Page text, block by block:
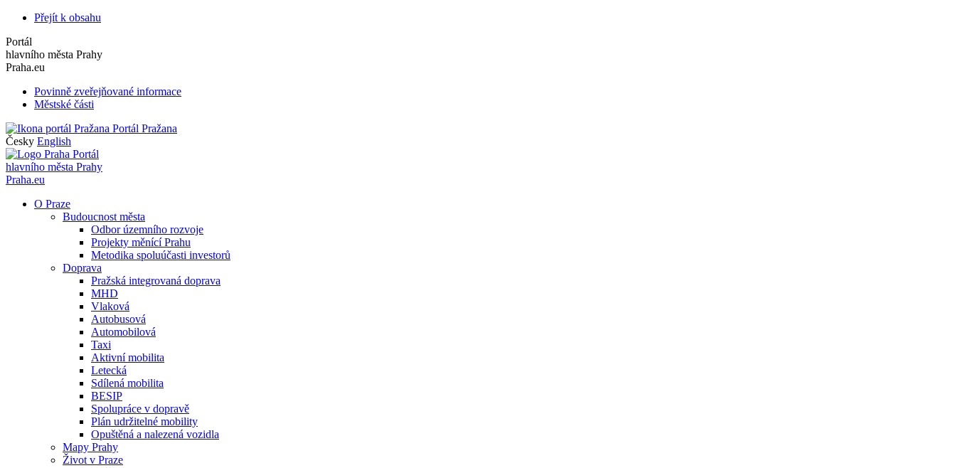
Přejít k obsahu
Portál
hlavního města Prahy
Praha.eu
Povinně zveřejňované informace
Městské části
Portál Pražana
Česky English
Portál
hlavního města Prahy
Praha.eu
O Praze
Budoucnost města
Odbor územního rozvoje
Projekty měnící Prahu
Metodika spoluúčasti investorů
Doprava
Pražská integrovaná doprava
MHD
Vlaková
Autobusová
Automobilová
Taxi
Aktivní mobilita
Letecká
Sdílená mobilita
BESIP
Spolupráce v dopravě
Plán udržitelné mobility
Opuštěná a nalezená vozidla
Mapy Prahy
Život v Praze